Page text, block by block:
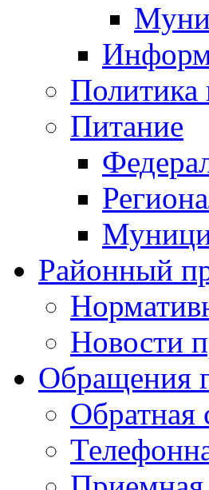
Питание
Районный
Новости
Обращения
Обратная